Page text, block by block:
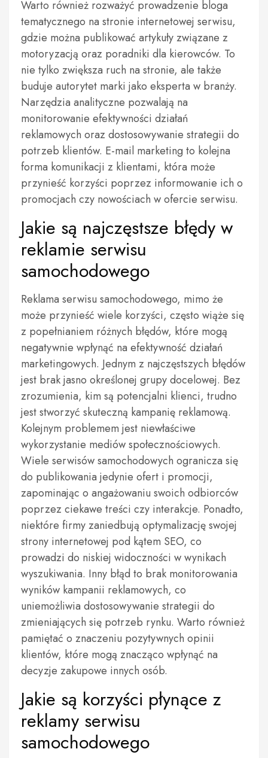
Warto również rozważyć prowadzenie bloga
tematycznego na stronie internetowej serwisu,
gdzie można publikować artykuły związane z
motoryzacją oraz poradniki dla kierowców. To
nie tylko zwiększa ruch na stronie, ale także
buduje autorytet marki jako eksperta w branży.
Narzędzia analityczne pozwalają na
monitorowanie efektywności działań
reklamowych oraz dostosowywanie strategii do
potrzeb klientów. E-mail marketing to kolejna
forma komunikacji z klientami, która może
przynieść korzyści poprzez informowanie ich o
promocjach czy nowościach w ofercie serwisu.
Jakie są najczęstsze błędy w
reklamie serwisu
samochodowego
Reklama serwisu samochodowego, mimo że
może przynieść wiele korzyści, często wiąże się
z popełnianiem różnych błędów, które mogą
negatywnie wpłynąć na efektywność działań
marketingowych. Jednym z najczęstszych błędów
jest brak jasno określonej grupy docelowej. Bez
zrozumienia, kim są potencjalni klienci, trudno
jest stworzyć skuteczną kampanię reklamową.
Kolejnym problemem jest niewłaściwe
wykorzystanie mediów społecznościowych.
Wiele serwisów samochodowych ogranicza się
do publikowania jedynie ofert i promocji,
zapominając o angażowaniu swoich odbiorców
poprzez ciekawe treści czy interakcje. Ponadto,
niektóre firmy zaniedbują optymalizację swojej
strony internetowej pod kątem SEO, co
prowadzi do niskiej widoczności w wynikach
wyszukiwania. Inny błąd to brak monitorowania
wyników kampanii reklamowych, co
uniemożliwia dostosowywanie strategii do
zmieniających się potrzeb rynku. Warto również
pamiętać o znaczeniu pozytywnych opinii
klientów, które mogą znacząco wpłynąć na
decyzje zakupowe innych osób.
Jakie są korzyści płynące z
reklamy serwisu
samochodowego